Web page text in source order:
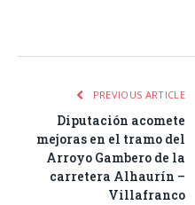
PREVIOUS ARTICLE
Diputación acomete
mejoras en el tramo del
Arroyo Gambero de la
carretera Alhaurín –
Villafranco